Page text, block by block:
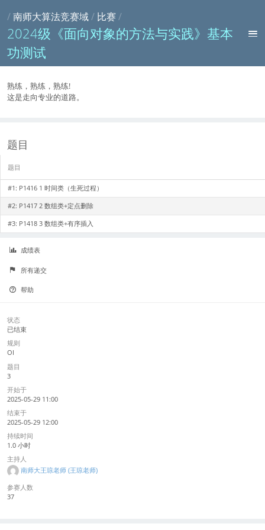
/南师大算法竞赛域/ 比赛 /
2024级《面向对象的方法与实践》基本
功测试
熟练，熟练，熟练!
这是走向专业的道路。
题目
题目
#1: P1416 1 时间类（生死过程）
#2: P1417 2 数组类+定点删除
#3: P1418 3 数组类+有序插入
成绩表
所有递交
帮助
状态
已结束
规则
OI
题目
3
开始于
2025-05-29 11:00
结束于
2025-05-29 12:00
持续时间
1.0 小时
主持人
南师大王琼老师 (王琼老师)
参赛人数
37